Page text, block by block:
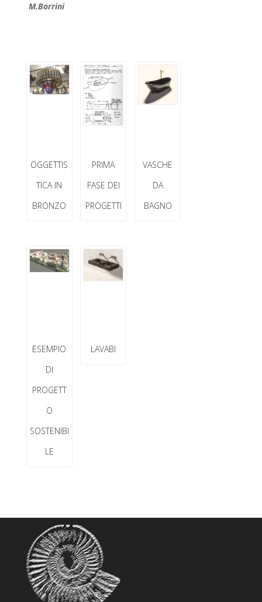
M.Borrini
OGGETTIS
TICA IN
BRONZO
PRIMA
FASE DEI
PROGETTI
VASCHE
DA
BAGNO
ESEMPIO
DI
PROGETT
O
SOSTENIBI
LE
LAVABI